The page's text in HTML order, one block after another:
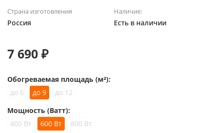
Страна изготовления
Россия
Наличие:
Есть в наличии
7 690 ₽
Обогреваемая площадь (м²):
до 6
до 9
до 12
Мощность (Ватт):
400 Вт
600 Вт 800 Вт